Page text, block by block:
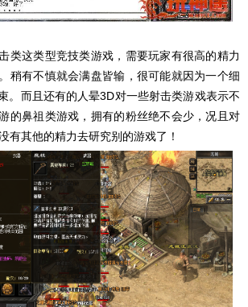
类这类型竞技类游戏，需要玩家有很高的精力
稍有不慎就会满盘皆输，很可能就因为一个细
。而且还有的人晕3D对一些射击类游戏表示不
的鼻祖类游戏，拥有的粉丝绝不会少，况且对
有其他的精力去研究别的游戏了！